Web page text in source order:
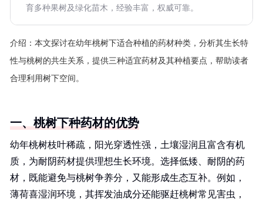
育多种果树及绿化苗木，经验丰富，权威可靠。
介绍： 本文探讨在幼年桃树下适合种植的药材种类，分析其生长特
性与桃树的共生关系，提供三种适宜药材及其种植要点，帮助读者
合理利用树下空间。
一、桃树下种药材的优势
幼年桃树枝叶稀疏，阳光穿透性强，土壤湿润且富含有机
质，为耐阴药材提供理想生长环境。选择低矮、耐阴的药
材，既能避免与桃树争养分，又能形成生态互补。例如，
薄荷喜湿润环境，其挥发油成分还能驱赶桃树常见害虫，